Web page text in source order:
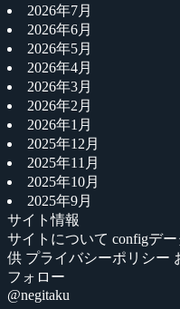
2026年7月
2026年6月
2026年5月
2026年4月
2026年3月
2026年2月
2026年1月
2025年12月
2025年11月
2025年10月
2025年9月
サイト情報
サイトについて configデ
供 プライバシーポリシー
フォロー
@negitaku